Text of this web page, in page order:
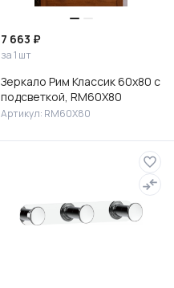
7 663 ₽
за 1 шт
Зеркало Рим Классик 60х80 с
подсветкой, RM60X80
Артикул: RM60X80